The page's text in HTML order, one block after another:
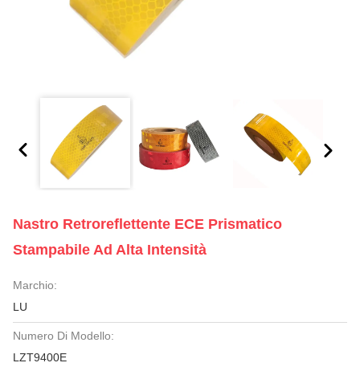
Nastro Retroreflettente ECE Prismatico
Stampabile Ad Alta Intensità
Marchio:
LU
Numero Di Modello:
LZT9400E